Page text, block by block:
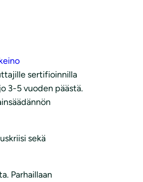
sertifioinnilla
3-5 vuoden päästä.
sekä
Parhaillaan